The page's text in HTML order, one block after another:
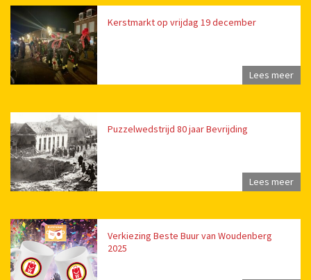
Kerstmarkt op vrijdag 19 december
Lees meer
Puzzelwedstrijd 80 jaar Bevrijding
Lees meer
Verkiezing Beste Buur van Woudenberg
2025